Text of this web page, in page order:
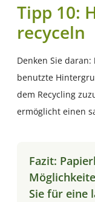
Tipp 10:
recyceln
Denken Sie daran:
benutzte
dem Recycling
ermöglicht einen
Fazit:
Sie für eine